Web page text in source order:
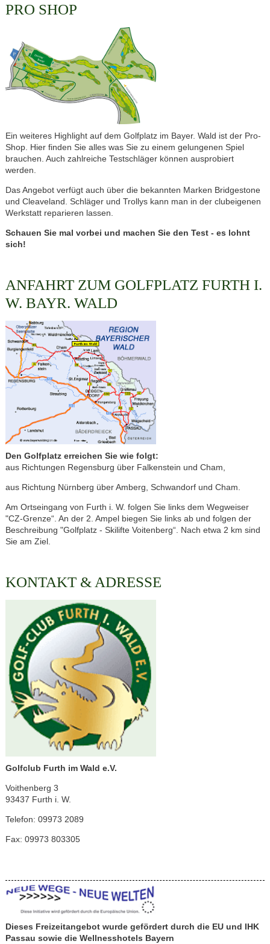
PRO SHOP
Ein weiteres Highlight auf dem Golfplatz im Bayer. Wald ist der Pro-
Shop. Hier finden Sie alles was Sie zu einem gelungenen Spiel
brauchen. Auch zahlreiche Testschläger können ausprobiert
werden.
Das Angebot verfügt auch über die bekannten Marken Bridgestone
und Cleaveland. Schläger und Trollys kann man in der clubeigenen
Werkstatt reparieren lassen.
Schauen Sie mal vorbei und machen Sie den Test - es lohnt
sich!
ANFAHRT ZUM GOLFPLATZ FURTH I.
W. BAYR. WALD
Den Golfplatz erreichen Sie wie folgt:
aus Richtungen Regensburg über Falkenstein und Cham,
aus Richtung Nürnberg über Amberg, Schwandorf und Cham.
Am Ortseingang von Furth i. W. folgen Sie links dem Wegweiser
"CZ-Grenze“. An der 2. Ampel biegen Sie links ab und folgen der
Beschreibung "Golfplatz - Skilifte Voitenberg“. Nach etwa 2 km sind
Sie am Ziel.
KONTAKT & ADRESSE
Golfclub Furth im Wald e.V.
Voithenberg 3
93437 Furth i. W.
Telefon: 09973 2089
Fax: 09973 803305
Dieses Freizeitangebot wurde gefördert durch die EU und IHK
Passau sowie die Wellnesshotels Bayern